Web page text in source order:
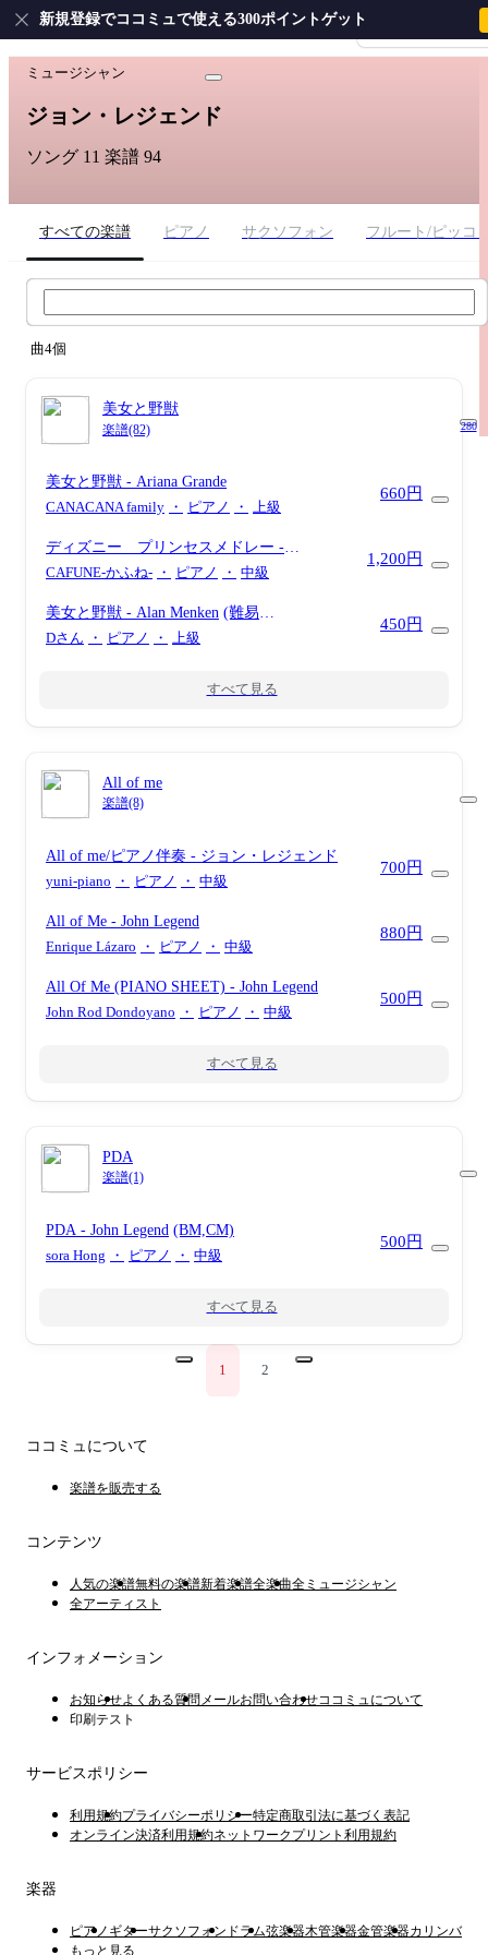
会員登録・ログイ
新規登録でココミュで使える300ポイントゲット
ホーム › ジョン・レジェンド
ミュージシャン
ジョン・レジェンド
ソング 11 楽譜 94
すべての楽譜 ピアノ サクソフォン フルート/ピッコ
曲4個
美女と野獣
楽譜(82) 280
美女と野獣 - Ariana Grande
CANACANA family ・ ピアノ ・ 上級
660円
ディズニー プリンセスメドレー -
Disney (ピアノソロ/ディズニー/Disney/メド
CAFUNE-かふね- ・ ピアノ ・ 中級
1,200円
美女と野獣 - Alan Menken (難易
度:★★★★☆/歌詞・コード・ペダル付き)
Dさん ・ ピアノ ・ 上級
450円
すべて見る
All of me
楽譜(8)
All of me/ピアノ伴奏 - ジョン・レジェンド
yuni-piano
・ ピアノ ・ 中級
700円
All of Me - John Legend
Enrique Lázaro
・ ピアノ ・ 中級
880円
All Of Me (PIANO SHEET) - John Legend
John Rod Dondoyano
・ ピアノ ・ 中級
500円
すべて見る
PDA
楽譜(1)
PDA - John Legend (BM,CM)
sora Hong
・ ピアノ ・ 中級
500円
すべて見る
1 2
ココミュについて
楽譜を販売する
コンテンツ
人気の楽譜無料の楽譜新着楽譜全楽曲全ミュージシャン
全アーティスト
インフォメーション
お知らせよくある質問 メールお問い合わせココミュについて
印刷テスト
サービスポリシー
利用規約プライバシーポリシー特定商取引法に基づく表記
オンライン決済利用規約ネットワークプリント利用規約
楽器
ピアノ ギターサクソフォン ドラム弦楽器木管楽器金管楽器カリンバ
もっと見る